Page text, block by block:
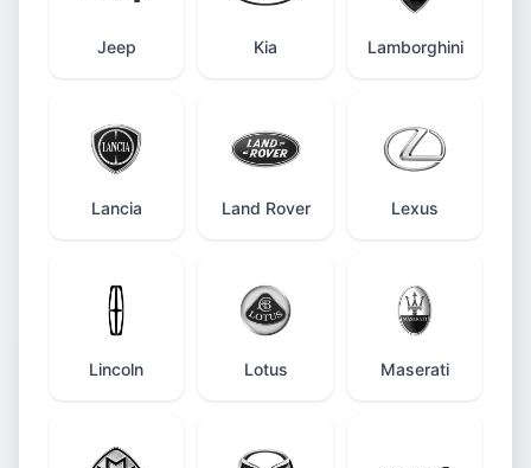
Jeep Kia Lamborghini
Lancia Land Rover Lexus
Lincoln Lotus Maserati